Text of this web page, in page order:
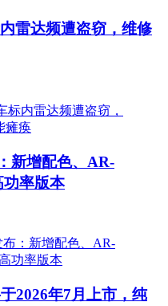
雷达频遭盗窃，维修
新增配色、AR-
率版本
2026年7月上市，纯